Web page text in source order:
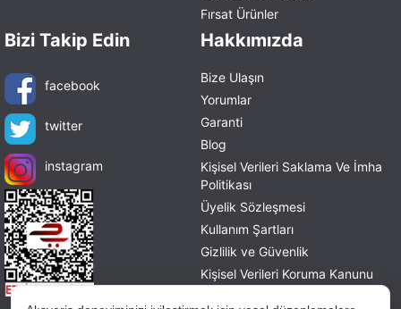
Fırsat Ürünler
Bizi Takip Edin
facebook
twitter
instagram
Hakkımızda
Bize Ulaşın
Yorumlar
Garanti
Blog
Kişisel Verileri Saklama Ve İmha
Politikası
Üyelik Sözleşmesi
Kullanım Şartları
Gizlilik ve Güvenlik
Kişisel Verileri Koruma Kanunu